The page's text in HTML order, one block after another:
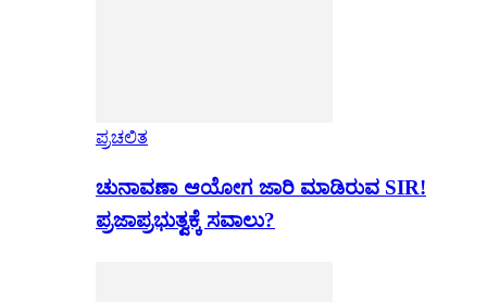
ಪ್ರಚಲಿತ
ಚುನಾವಣಾ ಆಯೋಗ ಜಾರಿ ಮಾಡಿರುವ SIR!
ಪ್ರಜಾಪ್ರಭುತ್ವಕ್ಕೆ ಸವಾಲು?